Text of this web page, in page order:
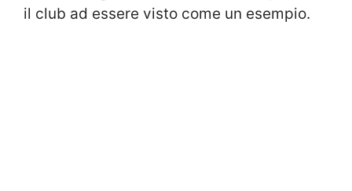
il club ad essere visto come un esempio.